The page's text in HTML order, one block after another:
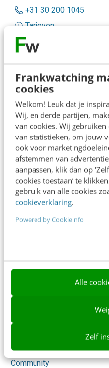
Frankwatching
cookies
Welkom! Leuk dat je
Wij, en derde partijen,
van cookies. Wij
van statistieken, om jouw
ook voor
afstemmen van
aanpassen, klik dan op
cookies toestaan’ te
gebruik van alle cookies
cookieverklaring.
Powered by CookieInfo
Alle
Zelf
+31 30 200 1045
Tarieven
Meer contactopties
Frankwatching
Adverteren
Contact
Nieuwsbrieven
Over ons
Ons team
Werken bij
Whitepapers
Content & Communicatie
Social
Community